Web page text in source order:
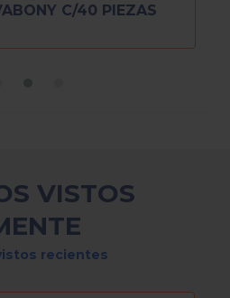
C/40 PIEZAS
VISTOS
recientes